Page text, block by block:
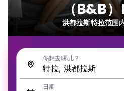
（B&B
洪都拉斯特拉范围
你想去哪儿？
日期